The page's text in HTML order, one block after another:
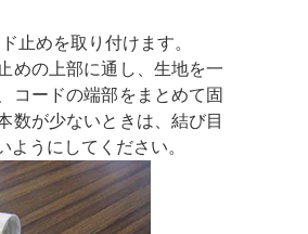
止めを取り付けます。
めの上部に通し、生地を一
コードの端部をまとめて固
数が少ないときは、結び目
ようにしてください。